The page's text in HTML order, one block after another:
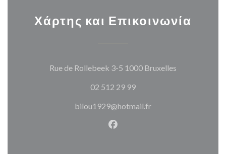
Χάρτης και Επικοινωνία
Rue de Rollebeek 3-5 1000 Bruxelles
02 512 29 99
bilou1929@hotmail.fr
Facebook ((ανοίγει σε νέο